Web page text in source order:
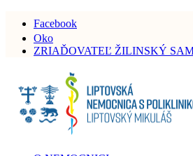
Facebook
Oko
ZRIAĎOVATEĽ ŽILINSKÝ